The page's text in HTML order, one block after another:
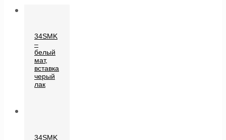
34SMK
–
белый
мат,
вставка
черый
лак
34SMK